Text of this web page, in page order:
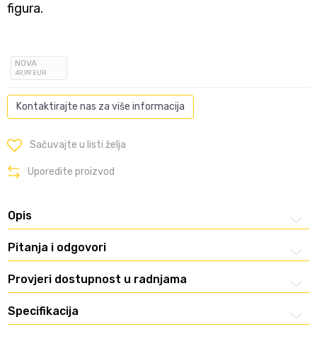
figura.
NOVA
49,99 EUR
Kontaktirajte nas za više informacija
Sačuvajte u listi želja
Uporedite proizvod
Opis
Pitanja i odgovori
Provjeri dostupnost u radnjama
Specifikacija